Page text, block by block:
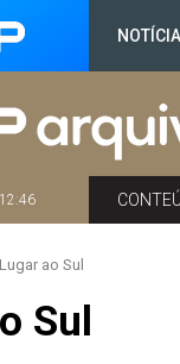
Lugar ao Sul
Sul